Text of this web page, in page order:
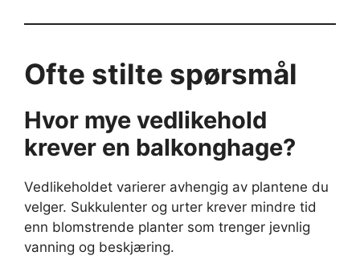
Ofte stilte spørsmål
Hvor mye vedlikehold
krever en balkonghage?
Vedlikeholdet varierer avhengig av plantene du
velger. Sukkulenter og urter krever mindre tid
enn blomstrende planter som trenger jevnlig
vanning og beskjæring.